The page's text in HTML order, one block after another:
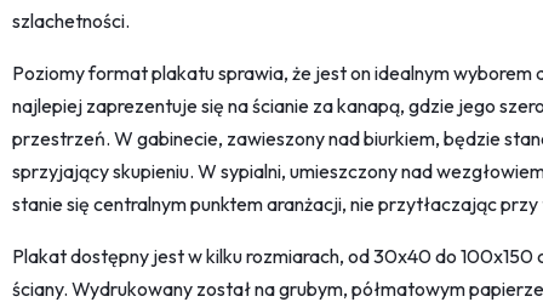
szlachetności.
Poziomy format plakatu sprawia, że jest on idealnym wyborem
najlepiej zaprezentuje się na ścianie za kanapą, gdzie jego
przestrzeń. W gabinecie, zawieszony nad biurkiem, będzie
sprzyjający skupieniu. W sypialni, umieszczony nad
stanie się centralnym punktem aranżacji, nie przytłaczając
Plakat dostępny jest w kilku rozmiarach, od 30x40 do
ściany. Wydrukowany został na grubym, półmatowym